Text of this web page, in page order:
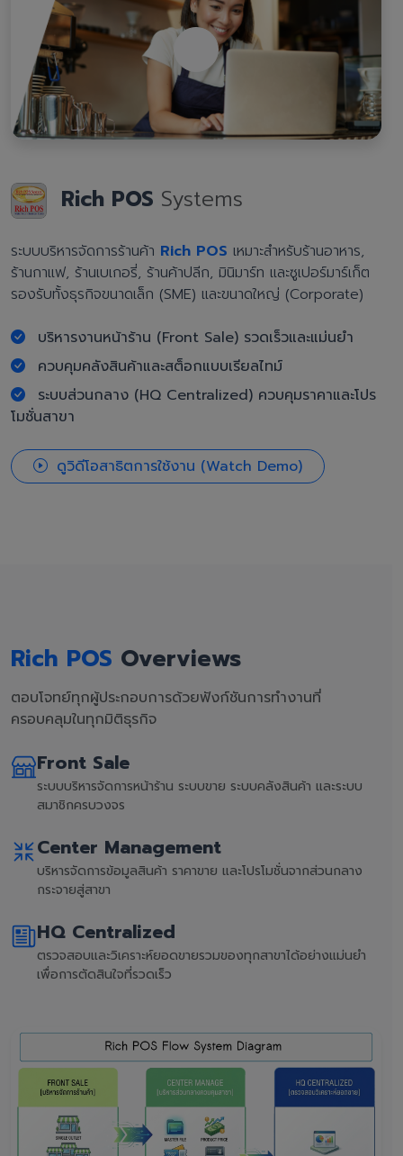
Rich POS Systems
ระบบบริหารจัดการร้านค้า Rich POS เหมาะสำหรับร้านอาหาร,
ร้านกาแฟ, ร้านเบเกอรี่, ร้านค้าปลีก, มินิมาร์ท และซูเปอร์มาร์เก็ต
รองรับทั้งธุรกิจขนาดเล็ก (SME) และขนาดใหญ่ (Corporate)
บริหารงานหน้าร้าน (Front Sale) รวดเร็วและแม่นยำ
ควบคุมคลังสินค้าและสต็อกแบบเรียลไทม์
ระบบส่วนกลาง (HQ Centralized) ควบคุมราคาและโปร
โมชั่นสาขา
ดูวิดีโอสาธิตการใช้งาน (Watch Demo)
Rich POS Overviews
ตอบโจทย์ทุกผู้ประกอบการด้วยฟังก์ชันการทำงานที่
ครอบคลุมในทุกมิติธุรกิจ
Front Sale
ระบบบริหารจัดการหน้าร้าน ระบบขาย ระบบคลังสินค้า และระบบ
สมาชิกครบวงจร
Center Management
บริหารจัดการข้อมูลสินค้า ราคาขาย และโปรโมชั่นจากส่วนกลาง
กระจายสู่สาขา
HQ Centralized
ตรวจสอบและวิเคราะห์ยอดขายรวมของทุกสาขาได้อย่างแม่นยำ
เพื่อการตัดสินใจที่รวดเร็ว